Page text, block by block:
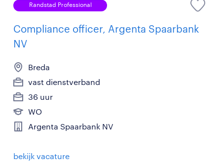
Randstad Professional
Compliance officer, Argenta Spaarbank
NV
Breda
vast dienstverband
36 uur
WO
Argenta Spaarbank NV
bekijk vacature